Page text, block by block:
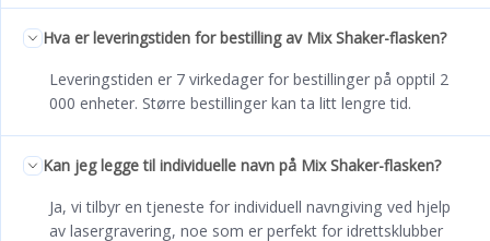
Hva er leveringstiden for bestilling av Mix Shaker-flasken?
Leveringstiden er 7 virkedager for bestillinger på opptil 2
000 enheter. Større bestillinger kan ta litt lengre tid.
Kan jeg legge til individuelle navn på Mix Shaker-flasken?
Ja, vi tilbyr en tjeneste for individuell navngiving ved hjelp
av lasergravering, noe som er perfekt for idrettsklubber